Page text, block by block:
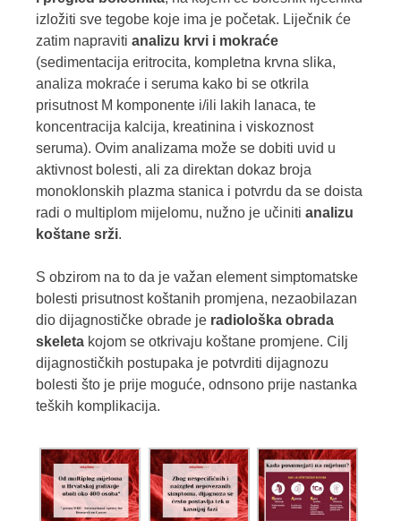
izložiti sve tegobe koje ima je početak. Liječnik će
zatim napraviti analizu krvi i mokraće
(sedimentacija eritrocita, kompletna krvna slika,
analiza mokraće i seruma kako bi se otkrila
prisutnost M komponente i/ili lakih lanaca, te
koncentracija kalcija, kreatinina i viskoznost
seruma). Ovim analizama može se dobiti uvid u
aktivnost bolesti, ali za direktan dokaz broja
monoklonskih plazma stanica i potvrdu da se doista
radi o multiplom mijelomu, nužno je učiniti analizu
koštane srži.
S obzirom na to da je važan element simptomatske
bolesti prisutnost koštanih promjena, nezaobilazan
dio dijagnostičke obrade je radiološka obrada
skeleta kojom se otkrivaju koštane promjene. Cilj
dijagnostičkih postupaka je potvrditi dijagnozu
bolesti što je prije moguće, odnsono prije nastanka
teških komplikacija.